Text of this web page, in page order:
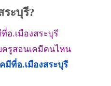
ระบุรี?
อ.เมืองสระบุรี
ครูสอนเคมีคนไหน
มีที่อ.เมืองสระบุรี